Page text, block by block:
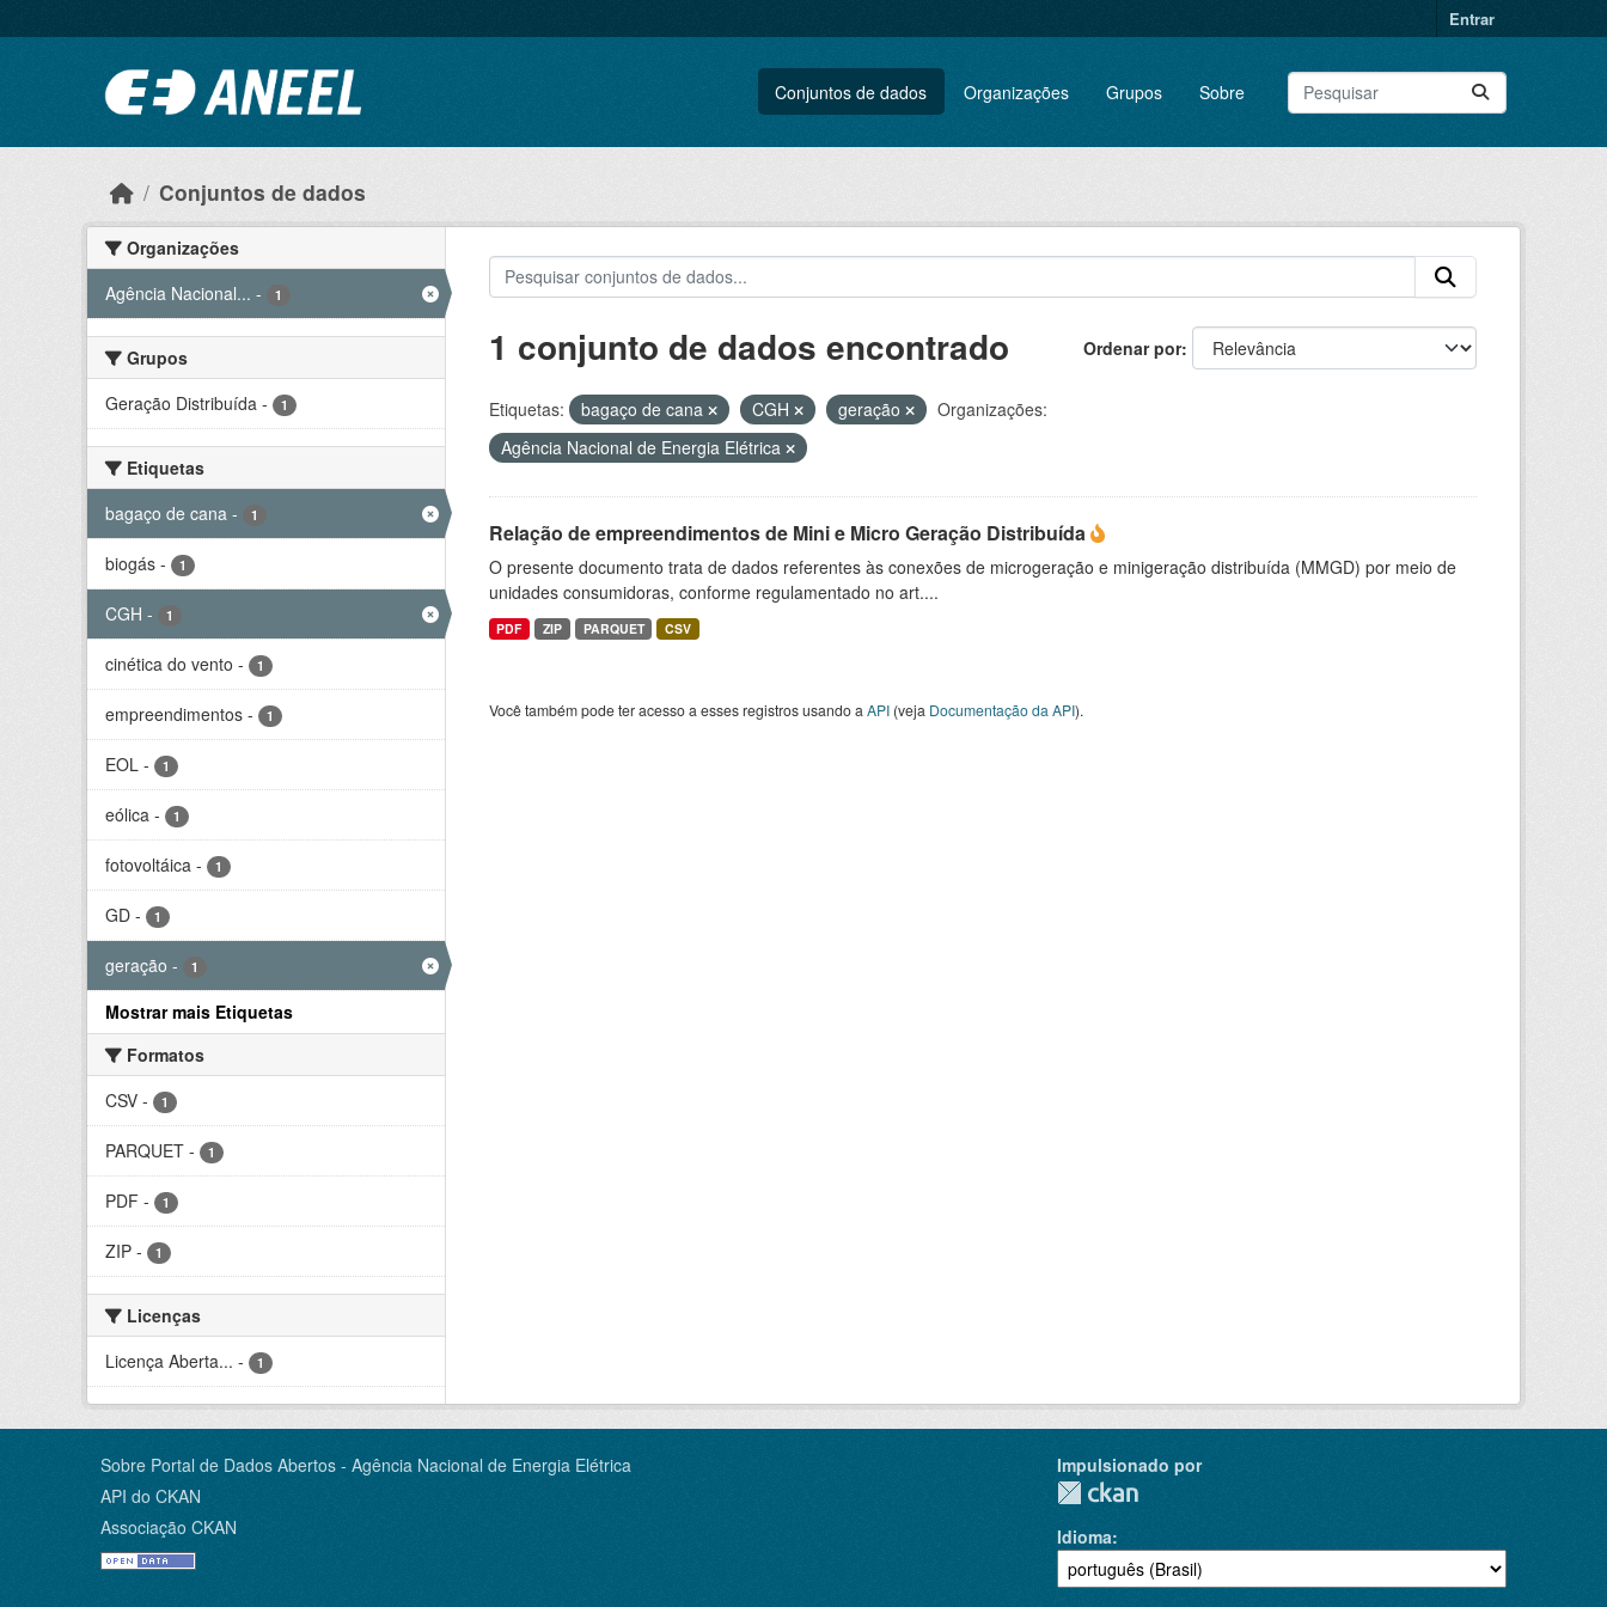
Entrar
Conjuntos de dados Organizações Grupos Sobre
Conjuntos de dados
Organizações
Agência Nacional... - 1
Grupos
Geração Distribuída - 1
Etiquetas
bagaço de cana - 1
biogás - 1
CGH - 1
cinética do vento - 1
empreendimentos - 1
EOL - 1
eólica - 1
fotovoltáica - 1
GD - 1
geração - 1
Mostrar mais Etiquetas
Formatos
CSV - 1
PARQUET - 1
PDF - 1
ZIP - 1
Licenças
Licença Aberta... - 1
Ordenar por
1 conjunto de dados encontrado
Etiquetas: bagaço de cana CGH geração
Organizações:
Agência Nacional de Energia Elétrica
Relação de empreendimentos de Mini e Micro Geração Distribuída
O presente documento trata de dados referentes às conexões de microgeração e minigeração distribuída (MMGD) por meio de
unidades consumidoras, conforme regulamentado no art....
PDF ZIP PARQUET CSV
Você também pode ter acesso a esses registros usando a API(veja Documentação da API).
Sobre Portal de Dados Abertos - Agência Nacional de Energia Elétrica
API do CKAN
Associação CKAN
Impulsionado por
Idioma